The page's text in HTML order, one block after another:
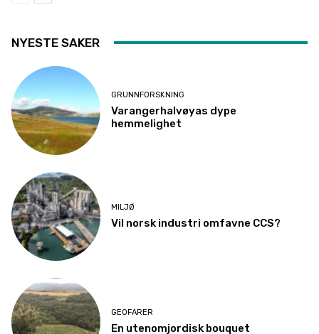
NYESTE SAKER
GRUNNFORSKNING
Varangerhalvøyas dype
hemmelighet
MILJØ
Vil norsk industri omfavne CCS?
GEOFARER
En utenomjordisk bouquet